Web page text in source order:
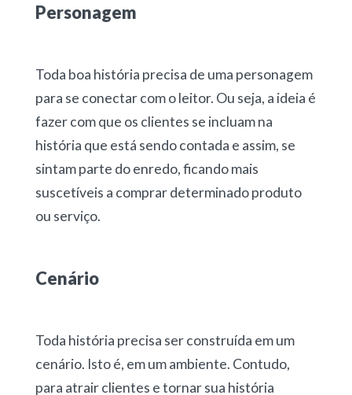
Personagem
Toda boa história precisa de uma personagem
para se conectar com o leitor. Ou seja, a ideia é
fazer com que os clientes se incluam na
história que está sendo contada e assim, se
sintam parte do enredo, ficando mais
suscetíveis a comprar determinado produto
ou serviço.
Cenário
Toda história precisa ser construída em um
cenário. Isto é, em um ambiente. Contudo,
para atrair clientes e tornar sua história